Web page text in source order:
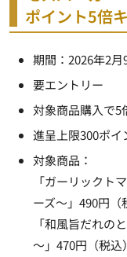
ポイント5倍
期間：2026年2月
要エントリー
対象商品購入で5
進呈上限300ポイ
対象商品：
「ガーリックト
ーズ～」490円（
「和風旨だれの
～」470円（税込）